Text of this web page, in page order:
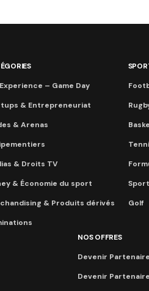
– Game Day
& Entrepreneuriat
& Arenas
& Droits TV
& Économie du sport
& Produits dérivés
Golf
NOS OFFRES
Devenir Partenaire
Devenir